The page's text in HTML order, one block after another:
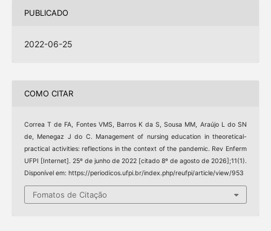
PUBLICADO
2022-06-25
COMO CITAR
Correa T de FA, Fontes VMS, Barros K da S, Sousa MM, Araújo L do SN
de, Menegaz J do C. Management of nursing education in theoretical-
practical activities: reflections in the context of the pandemic. Rev Enferm
UFPI [Internet]. 25º de junho de 2022 [citado 8º de agosto de 2026];11(1).
Disponível em: https://periodicos.ufpi.br/index.php/reufpi/article/view/953
Fomatos de Citação